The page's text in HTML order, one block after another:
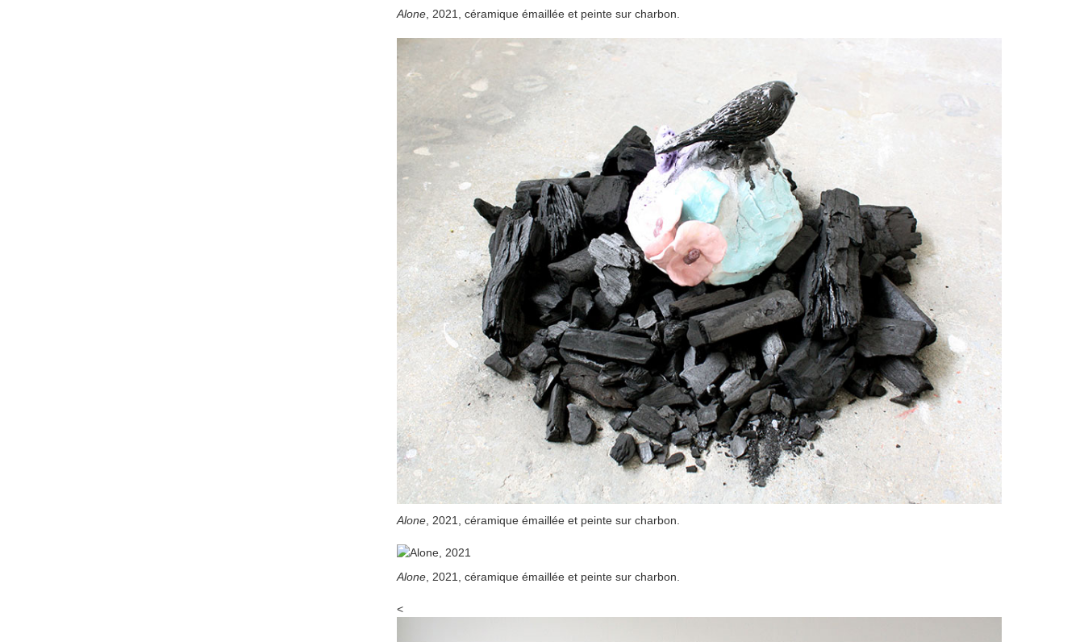
Alone , 2021, céramique émaillée et peinte sur charbon.
Alone , 2021, céramique émaillée et peinte sur charbon.
Alone , 2021, céramique émaillée et peinte sur charbon.
<